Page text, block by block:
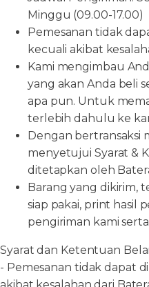
Minggu (09.00-17.00)
Pemesanan tidak
kecuali akibat
Kami mengimbau
yang akan Anda beli
apa pun. Untuk
terlebih dahulu ke
Dengan bertransaksi
menyetujui Syarat &
ditetapkan oleh
Barang yang dikirim,
siap pakai, print hasil
pengiriman kami
Syarat dan Ketentuan
- Pemesanan tidak dapat